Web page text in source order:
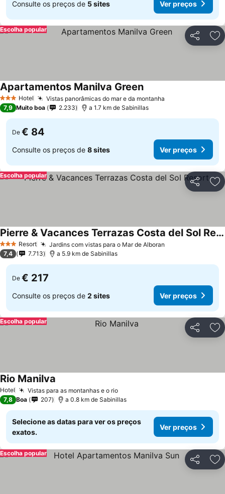
Consulte os preços de 5 sites Ver preços
Partilhar
Escolha popular
3 EstrelasHotel Vistas panorâmicas do mar e da montanha
Apartamentos Manilva Green
7,9 Muito boa 2.233 a 1.7 km de Sabinillas
De € 84
Consulte os preços de 8 sites Ver preços
Partilhar
Escolha popular
3 EstrelasResort Jardins com vistas para o Mar de Alboran
Pierre & Vacances Terrazas Costa del Sol Resort
7,4 7.713 a 5.9 km de Sabinillas
De € 217
Consulte os preços de 2 sites Ver preços
Partilhar
Escolha popular
Hotel Vistas para as montanhas e o rio
Rio Manilva
7,8 Boa 207 a 0.8 km de Sabinillas
Selecione as datas para ver os preços
exatos.
Ver preços
Partilhar
Escolha popular